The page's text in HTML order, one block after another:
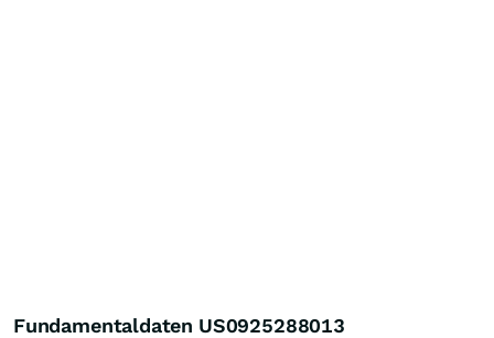
Fundamentaldaten US0925288013